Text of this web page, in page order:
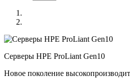
Серверы HPE ProLiant Gen10
Новое поколение